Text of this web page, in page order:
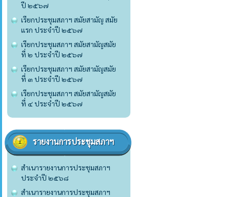
ปี ๒๕๖๗
เรียกประชุมสภาฯ สมัยสามัญ สมัย
แรก ประจำปี ๒๕๖๗
เรียกประชุมสภาฯ สมัยสามัญสมัย
ที่ ๒ ประจำปี ๒๕๖๗
เรียกประชุมสภาฯ สมัยสามัญสมัย
ที่ ๓ ประจำปี ๒๕๖๗
เรียกประชุมสภาฯ สมัยสามัญสมัย
ที่ ๔ ประจำปี ๒๕๖๗
รายงานการประชุมสภาฯ
สำเนารายงานการประชุมสภาฯ
ประจำปี ๒๕๖๘
สำเนารายงานการประชุมสภาฯ